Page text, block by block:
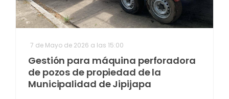
7 de Mayo de 2026 a las 15:00
Gestión para máquina perforadora
de pozos de propiedad de la
Municipalidad de Jipijapa